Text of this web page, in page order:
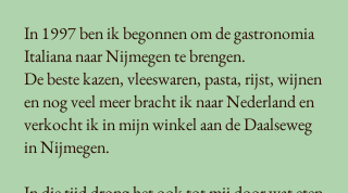
In 1997 ben ik begonnen om de gastronomia
Italiana naar Nijmegen te brengen.
De beste kazen, vleeswaren, pasta, rijst, wijnen
en nog veel meer bracht ik naar Nederland en
verkocht ik in mijn winkel aan de Daalseweg
in Nijmegen.